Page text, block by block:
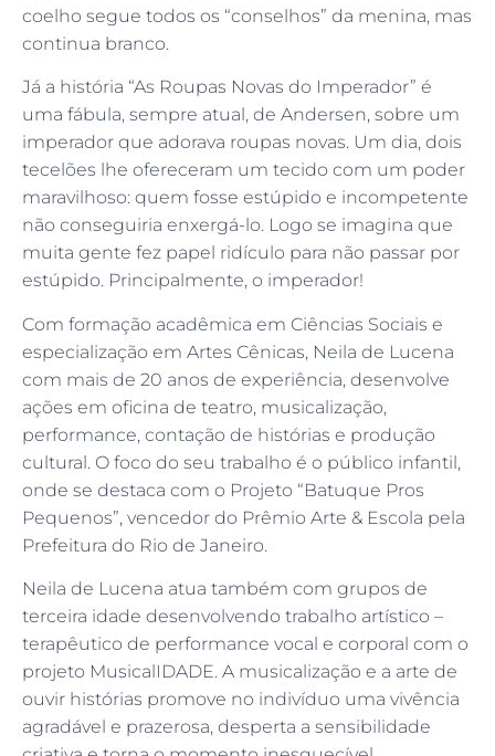
coelho segue todos os “conselhos” da menina, mas
continua branco.
Já a história “As Roupas Novas do Imperador” é
uma fábula, sempre atual, de Andersen, sobre um
imperador que adorava roupas novas. Um dia, dois
tecelões lhe ofereceram um tecido com um poder
maravilhoso: quem fosse estúpido e incompetente
não conseguiria enxergá-lo. Logo se imagina que
muita gente fez papel ridículo para não passar por
estúpido. Principalmente, o imperador!
Com formação acadêmica em Ciências Sociais e
especialização em Artes Cênicas, Neila de Lucena
com mais de 20 anos de experiência, desenvolve
ações em oficina de teatro, musicalização,
performance, contação de histórias e produção
cultural. O foco do seu trabalho é o público infantil,
onde se destaca com o Projeto “Batuque Pros
Pequenos”, vencedor do Prêmio Arte & Escola pela
Prefeitura do Rio de Janeiro.
Neila de Lucena atua também com grupos de
terceira idade desenvolvendo trabalho artístico –
terapêutico de performance vocal e corporal com o
projeto MusicalIDADE. A musicalização e a arte de
ouvir histórias promove no indivíduo uma vivência
agradável e prazerosa, desperta a sensibilidade